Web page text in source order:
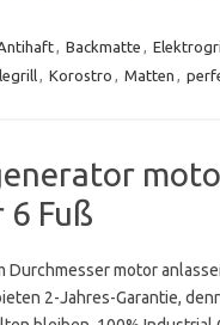
, Backmatte ,
, Korostro , Matten ,
Fuß
Durchmesser motor
2-Jahres-Garantie,